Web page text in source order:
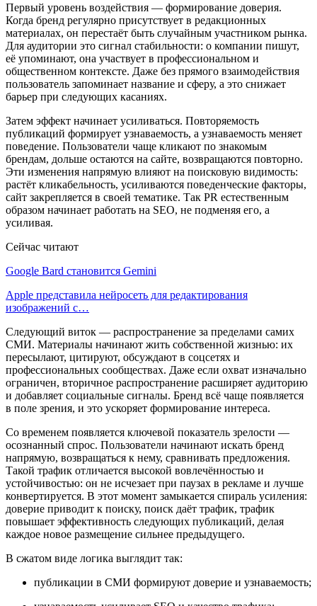
Первый уровень воздействия — формирование доверия.
Когда бренд регулярно присутствует в редакционных
материалах, он перестаёт быть случайным участником рынка.
Для аудитории это сигнал стабильности: о компании пишут,
её упоминают, она участвует в профессиональном и
общественном контексте. Даже без прямого взаимодействия
пользователь запоминает название и сферу, а это снижает
барьер при следующих касаниях.
Затем эффект начинает усиливаться. Повторяемость
публикаций формирует узнаваемость, а узнаваемость меняет
поведение. Пользователи чаще кликают по знакомым
брендам, дольше остаются на сайте, возвращаются повторно.
Эти изменения напрямую влияют на поисковую видимость:
растёт кликабельность, усиливаются поведенческие факторы,
сайт закрепляется в своей тематике. Так PR естественным
образом начинает работать на SEO, не подменяя его, а
усиливая.
Сейчас читают
Google Bard становится Gemini
Apple представила нейросеть для редактирования
изображений с…
Следующий виток — распространение за пределами самих
СМИ. Материалы начинают жить собственной жизнью: их
пересылают, цитируют, обсуждают в соцсетях и
профессиональных сообществах. Даже если охват изначально
ограничен, вторичное распространение расширяет аудиторию
и добавляет социальные сигналы. Бренд всё чаще появляется
в поле зрения, и это ускоряет формирование интереса.
Со временем появляется ключевой показатель зрелости —
осознанный спрос. Пользователи начинают искать бренд
напрямую, возвращаться к нему, сравнивать предложения.
Такой трафик отличается высокой вовлечённостью и
устойчивостью: он не исчезает при паузах в рекламе и лучше
конвертируется. В этот момент замыкается спираль усиления:
доверие приводит к поиску, поиск даёт трафик, трафик
повышает эффективность следующих публикаций, делая
каждое новое размещение сильнее предыдущего.
В сжатом виде логика выглядит так:
публикации в СМИ формируют доверие и узнаваемость;